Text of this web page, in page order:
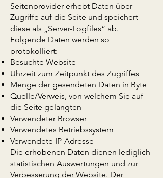
Seitenprovider erhebt Daten über
Zugriffe auf die Seite und speichert
diese als „Server-Logfiles“ ab.
Folgende Daten werden so
protokolliert:
Besuchte Website
Uhrzeit zum Zeitpunkt des Zugriffes
Menge der gesendeten Daten in Byte
Quelle/Verweis, von welchem Sie auf
die Seite gelangten
Verwendeter Browser
Verwendetes Betriebssystem
Verwendete IP-Adresse
Die erhobenen Daten dienen lediglich
statistischen Auswertungen und zur
Verbesserung der Website. Der